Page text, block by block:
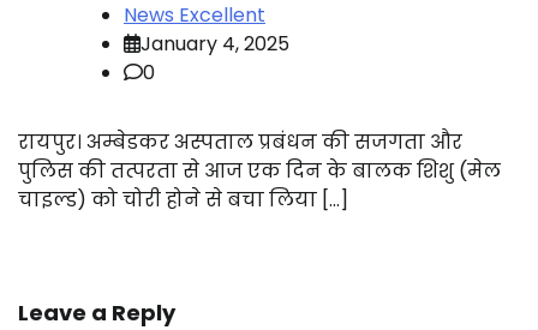
News Excellent
January 4, 2025
0
रायपुर। अम्बेडकर अस्पताल प्रबंधन की सजगता और
पुलिस की तत्परता से आज एक दिन के बालक शिशु (मेल
चाइल्ड) को चोरी होने से बचा लिया […]
Leave a Reply